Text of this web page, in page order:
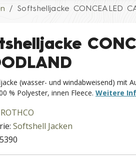
Softshelljacke CONCEALED
(wasser- und windabweisend) mit
% Polyester, innen Fleece. Weitere
ROTHCO
Softshell Jacken